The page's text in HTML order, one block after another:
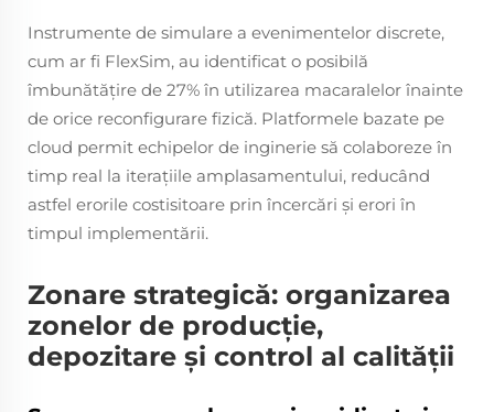
Instrumente de simulare a evenimentelor discrete,
cum ar fi FlexSim, au identificat o posibilă
îmbunătățire de 27% în utilizarea macaralelor înainte
de orice reconfigurare fizică. Platformele bazate pe
cloud permit echipelor de inginerie să colaboreze în
timp real la iterațiile amplasamentului, reducând
astfel erorile costisitoare prin încercări și erori în
timpul implementării.
Zonare strategică: organizarea
zonelor de producție,
depozitare și control al calității